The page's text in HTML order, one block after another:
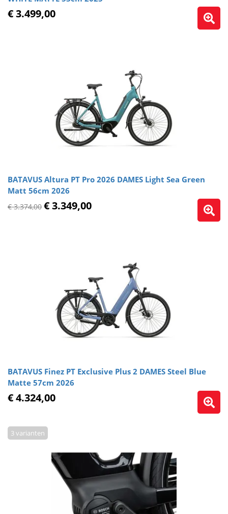
€ 3.499,00
BATAVUS Altura PT Pro 2026 DAMES Light Sea Green
Matt 56cm 2026
€ 3.374,00 € 3.349,00
BATAVUS Finez PT Exclusive Plus 2 DAMES Steel Blue
Matte 57cm 2026
€ 4.324,00
3 varianten